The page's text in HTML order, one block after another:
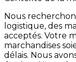
Nous
logistique, des
acceptés. Votre
marchandises
délais. Nous